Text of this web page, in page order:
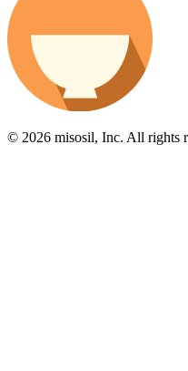
© 2026 misosil, Inc. All rights